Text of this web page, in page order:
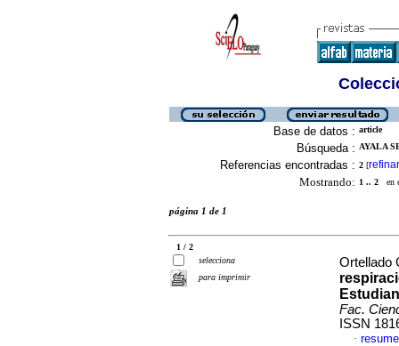
Base de datos : article
Búsqueda : AYALA
Referencias encontradas : 2 [refinar
Mostrando: 1 .. 2 en
página 1 de 1
1 / 2
selecciona
para imprimir
Ortellado
Fac.
ISSN
·